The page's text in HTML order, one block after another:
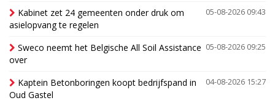
05-08-2026 09:43
Kabinet zet 24 gemeenten onder druk om
asielopvang te regelen
05-08-2026 09:25
Sweco neemt het Belgische All Soil Assistance
over
04-08-2026 15:27
Kaptein Betonboringen koopt bedrijfspand in
Oud Gastel